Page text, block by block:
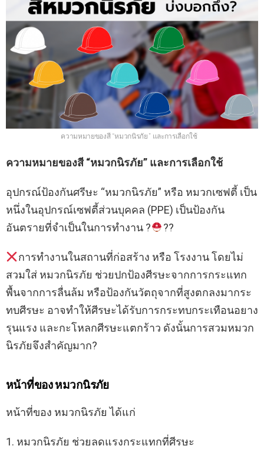
ความหมายของสี “หมวกนิรภัย” และการเลือกใช้
ความหมายของสี “หมวกนิรภัย” และการเลือกใช้
อุปกรณ์ป้องกันศรีษะ “หมวกนิรภัย” หรือ หมวกเซฟตี้ เป็น
หนึ่งในอุปกรณ์เซฟตี้ส่วนบุคคล (PPE) เป็นป้องกัน
อันตรายที่จำเป็นในการทำงาน ?
??
การทำงานในสถานที่ก่อสร้าง หรือ โรงงาน โดยไม่
สวมใส่ หมวกนิรภัย ช่วยปกป้องศีรษะจากการกระแทก
พื้นจากการลื่นล้ม หรือป้องกันวัตถุจากที่สูงตกลงมากระ
ทบศีรษะ อาจทำให้ศีรษะได้รับการกระทบกระเทือนอยาง
รุนแรง และกะโหลกศีรษะแตกร้าว ดังนั้นการสวมหมวก
นิรภัยจึงสำคัญมาก?
หน้าที่ของ หมวกนิรภัย
หน้าที่ของ หมวกนิรภัย ได้แก่
1. หมวกนิรภัย ช่วยลดแรงกระแทกที่ศีรษะ